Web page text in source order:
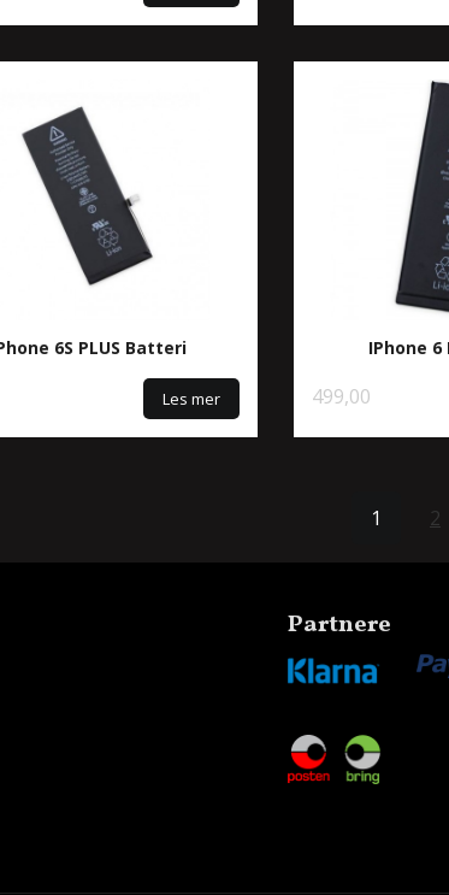
6S PLUS Batteri
Les mer
IPhone 6
499,00
1 2
Partnere